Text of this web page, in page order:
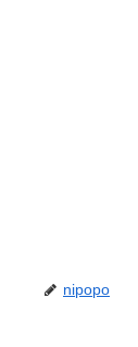
nipopo